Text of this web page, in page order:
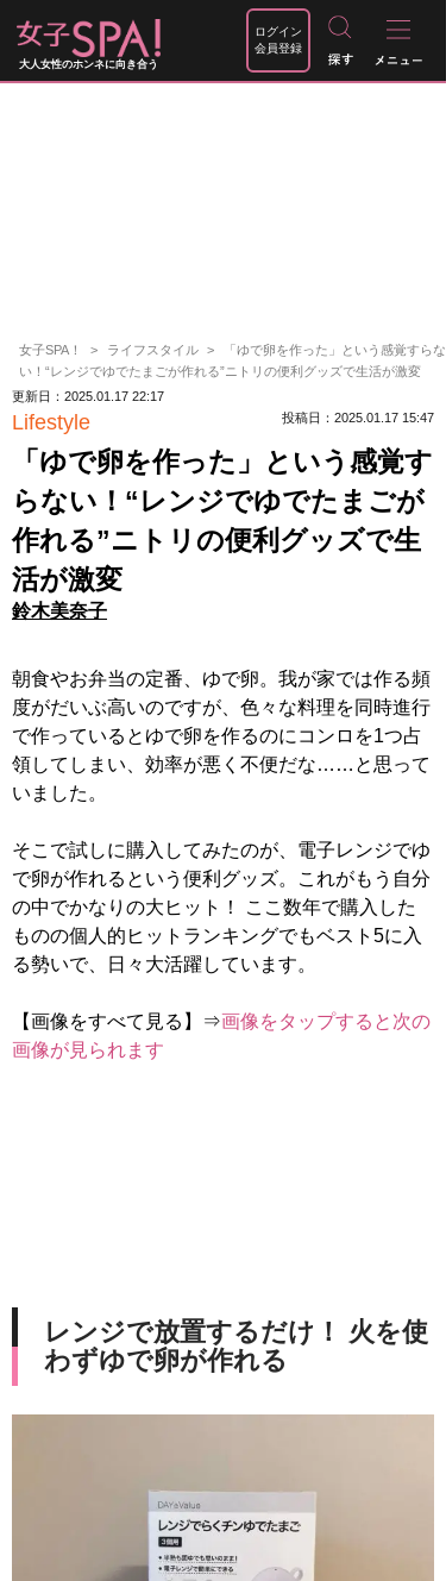
大人女性のホンネに向き合う
ログイン
会員登録
女子SPA！ ライフスタイル
「ゆで卵を作った」という感覚すらな
い！“レンジでゆでたまごが作れる”ニトリの便利グッズで生活が激変
更新日：2025.01.17 22:17
Lifestyle 投稿日：2025.01.17 15:47
「ゆで卵を作った」という感覚す
らない！“レンジでゆでたまごが
作れる”ニトリの便利グッズで生
活が激変
鈴木美奈子
朝食やお弁当の定番、ゆで卵。我が家では作る頻
度がだいぶ高いのですが、色々な料理を同時進行
で作っているとゆで卵を作るのにコンロを1つ占
領してしまい、効率が悪く不便だな……と思って
いました。
そこで試しに購入してみたのが、電子レンジでゆ
で卵が作れるという便利グッズ。これがもう自分
の中でかなりの大ヒット！ ここ数年で購入した
ものの個人的ヒットランキングでもベスト5に入
る勢いで、日々大活躍しています。
【画像をすべて見る】⇒画像をタップすると次の
画像が見られます
レンジで放置するだけ！ 火を使
わずゆで卵が作れる